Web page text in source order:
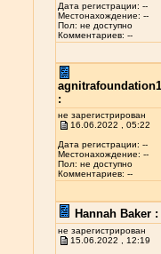
Дата регистрации: --
Местонахождение: --
Пол: не доступно
Комментариев: --
:
не зарегистрирован
16.06.2022 , 05:22
Дата регистрации: --
Местонахождение: --
Пол: не доступно
Комментариев: --
Hannah Baker :
не зарегистрирован
15.06.2022 , 12:19